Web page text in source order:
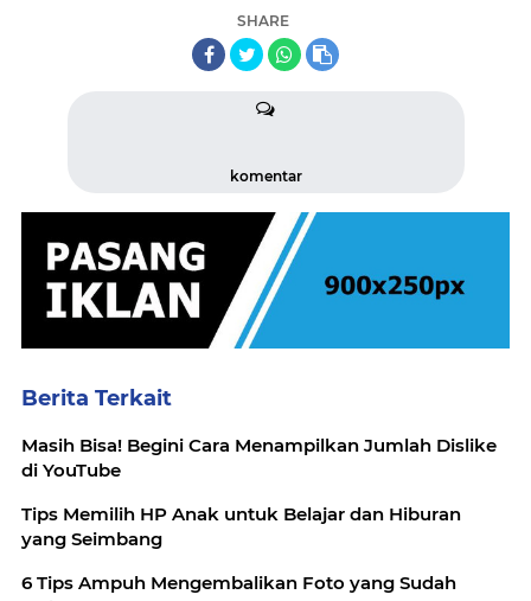
SHARE
komentar
Berita Terkait
Masih Bisa! Begini Cara Menampilkan Jumlah Dislike
di YouTube
Tips Memilih HP Anak untuk Belajar dan Hiburan
yang Seimbang
6 Tips Ampuh Mengembalikan Foto yang Sudah